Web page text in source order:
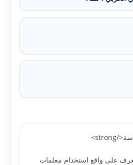
على واقع استخدام معلمات